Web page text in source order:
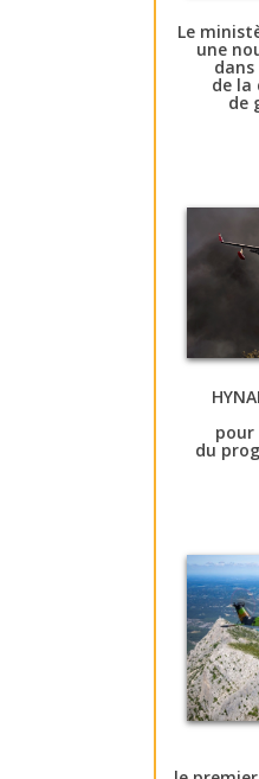
Le
une
de la
de
pour
du